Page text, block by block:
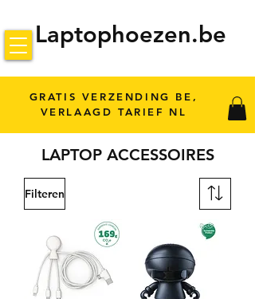
Laptophoezen.be
GRATIS VERZENDING BE,
VERLAAGD TARIEF NL
LAPTOP ACCESSOIRES
Filteren